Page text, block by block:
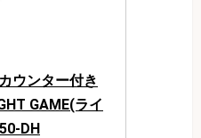
ウンター付き
GAME(ライ
DH